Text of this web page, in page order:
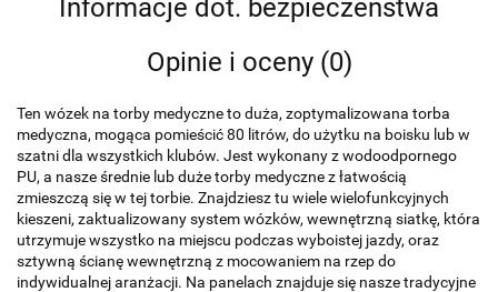
Informacje dot. bezpieczeństwa
Opinie i oceny (0)
Ten wózek na torby medyczne to duża, zoptymalizowana torba
medyczna, mogąca pomieścić 80 litrów, do użytku na boisku lub w
szatni dla wszystkich klubów. Jest wykonany z wodoodpornego
PU, a nasze średnie lub duże torby medyczne z łatwością
zmieszczą się w tej torbie. Znajdziesz tu wiele wielofunkcyjnych
kieszeni, zaktualizowany system wózków, wewnętrzną siatkę, która
utrzymuje wszystko na miejscu podczas wyboistej jazdy, oraz
sztywną ścianę wewnętrzną z mocowaniem na rzep do
indywidualnej aranżacji. Na panelach znajduje się nasze tradycyjne